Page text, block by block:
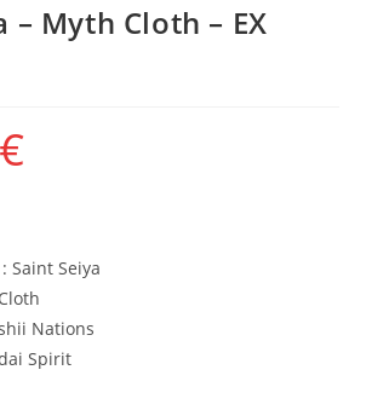
– Myth Cloth – EX
€
: Saint Seiya
Nations
Spirit